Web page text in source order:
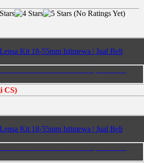
(No Ratings Yet)
CS)